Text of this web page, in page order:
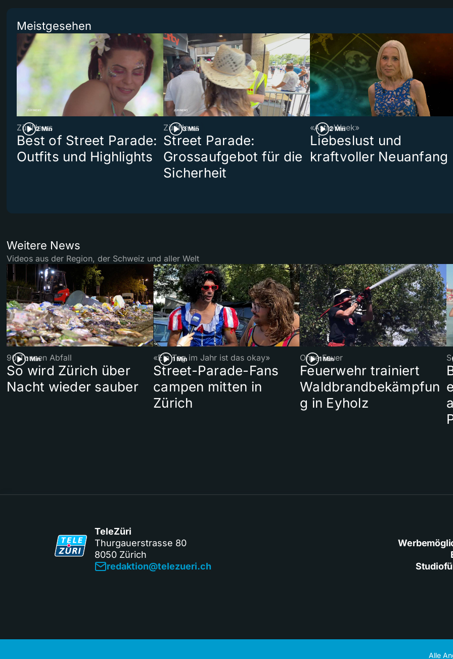
Meistgesehen
2 Min
ZüriNews
Best of Street Parade:
Outfits und Highlights
3 Min
ZüriNews
Street Parade:
Grossaufgebot für die
Sicherheit
2 Min
«AstroWeek»
Liebeslust und
kraftvoller Neuanfang
Weitere News
Videos aus der Region, der Schweiz und aller Welt
1 Min
90 Tonnen Abfall
So wird Zürich über
Nacht wieder sauber
1 Min
«Ein Tag im Jahr ist das okay»
Street-Parade-Fans
campen mitten in
Zürich
1 Min
Ohne Feuer
Feuerwehr trainiert
Waldbrandbekämpfun
g in Eyholz
TeleZüri
Thurgauerstrasse 80
8050 Zürich
redaktion@telezueri.ch
Alle